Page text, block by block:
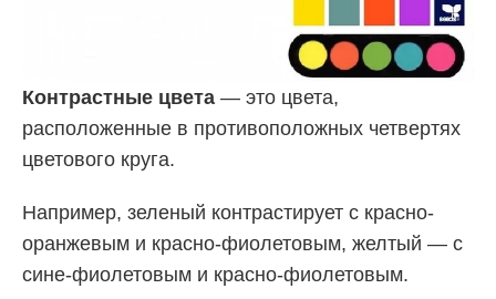
Контрастные цвета — это цвета,
расположенные в противоположных четвертях
цветового круга.
Например, зеленый контрастирует с красно-
оранжевым и красно-фиолетовым, желтый — с
сине-фиолетовым и красно-фиолетовым.